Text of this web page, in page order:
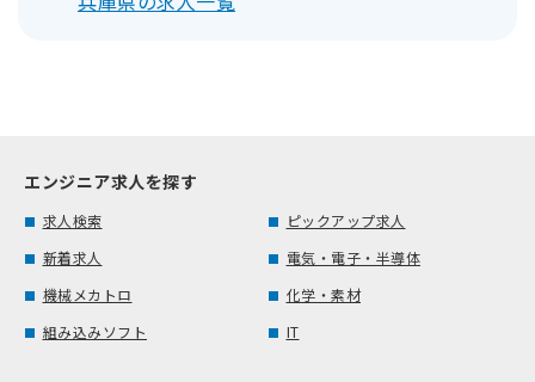
エンジニア求人を探す
求人検索
ピックアップ求人
新着求人
電気・電子・半導体
機械メカトロ
化学・素材
組み込みソフト
IT